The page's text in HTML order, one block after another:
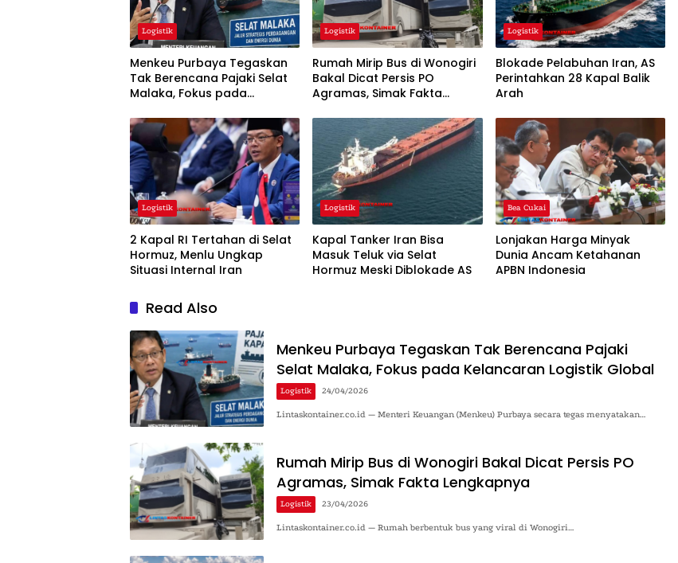
Logistik
Menkeu Purbaya Tegaskan
Tak Berencana Pajaki Selat
Malaka, Fokus pada
Logistik
Rumah Mirip Bus di Wonogiri
Bakal Dicat Persis PO
Agramas, Simak Fakta
Logistik
Blokade Pelabuhan Iran, AS
Perintahkan 28 Kapal Balik
Arah
Logistik
2 Kapal RI Tertahan di Selat
Hormuz, Menlu Ungkap
Situasi Internal Iran
Logistik
Kapal Tanker Iran Bisa
Masuk Teluk via Selat
Hormuz Meski Diblokade AS
Bea Cukai
Lonjakan Harga Minyak
Dunia Ancam Ketahanan
APBN Indonesia
Read Also
Menkeu Purbaya Tegaskan Tak Berencana Pajaki
Selat Malaka, Fokus pada Kelancaran Logistik Global
Logistik 24/04/2026
Lintaskontainer.co.id — Menteri Keuangan (Menkeu) Purbaya secara tegas menyatakan…
Rumah Mirip Bus di Wonogiri Bakal Dicat Persis PO
Agramas, Simak Fakta Lengkapnya
Logistik 23/04/2026
Lintaskontainer.co.id — Rumah berbentuk bus yang viral di Wonogiri…